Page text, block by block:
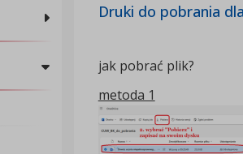
Druki do pobrania
jak pobrać plik?
metoda 1